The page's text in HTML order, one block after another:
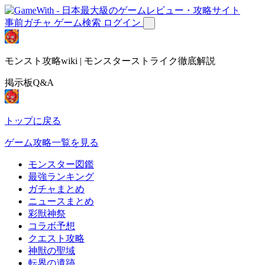
事前ガチャ ゲーム検索 ログイン
モンスト攻略wiki | モンスターストライク徹底解説
掲示板Q&A
トップに戻る
ゲーム攻略一覧を見る
モンスター図鑑
最強ランキング
ガチャまとめ
ニュースまとめ
彩獣神祭
コラボ予想
クエスト攻略
神獣の聖域
転界の遺跡